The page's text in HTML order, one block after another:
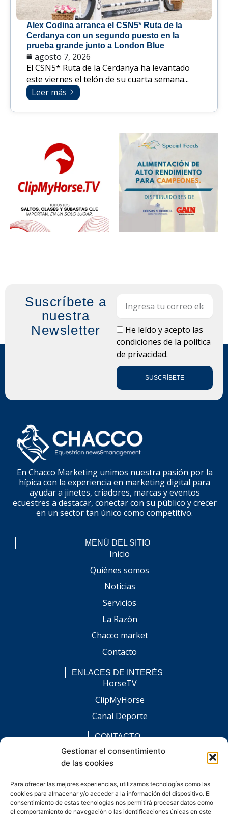
Gestionar el consentimiento
de las cookies
Para ofrecer las mejores experiencias, utilizamos tecnologías como las
cookies para almacenar y/o acceder a la información del dispositivo. El
consentimiento de estas tecnologías nos permitirá procesar datos como
el comportamiento de navegación o las identificaciones únicas en este
Alex Codina arranca el CSN5* Ruta de la
Cerdanya con un segundo puesto en la
prueba grande junto a London Blue
agosto 7, 2026
El CSN5* Ruta de la Cerdanya ha levantado
este viernes el telón de su cuarta semana...
Leer más
Suscríbete a
nuestra
Newsletter
LOPDHe leído y acepto las
condiciones de la política
de privacidad.
SUSCRÍBETE
En Chacco Marketing unimos nuestra pasión por la
hípica con la experiencia en marketing digital para
ayudar a jinetes, criadores, marcas y eventos
ecuestres a destacar, conectar con su público y crecer
en un sector tan único como competitivo.
MENÚ DEL SITIO
Inicio
Quiénes somos
Noticias
Servicios
La Razón
Chacco market
Contacto
ENLACES DE INTERÉS
HorseTV
ClipMyHorse
Canal Deporte
CONTACTO
comunicacion@chaccoinfo.com
Presentes en todo el ámbito nacional
F
a
c
e
I
n
s
t
L
i
n
k
E
n
v
e
W
h
a
t